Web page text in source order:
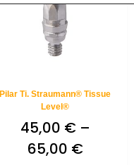
Pilar Ti. Straumann® Tissue
Level®
45,00 €–
65,00 €